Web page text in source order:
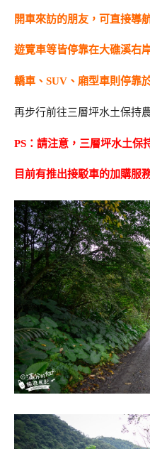
開車來訪的朋友，可直接導
遊覽車等皆停靠在大礁溪右
轎車、SUV、廂型車則停靠
再步行前往三層坪水土保持
PS：請注意，三層坪水土保
目前有推出接駁車的加購服